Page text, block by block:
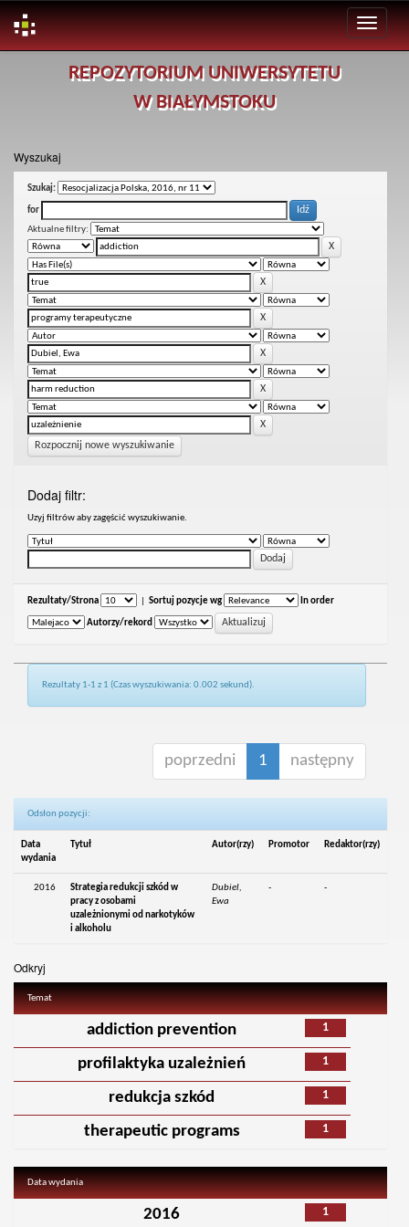
REPOZYTORIUM UNIWERSYTETU
W BIAŁYMSTOKU
Wyszukaj
Szukaj:
for
Aktualne filtry:
Rozpocznij nowe wyszukiwanie
Dodaj filtr:
Uzyj filtrów aby zagęścić wyszukiwanie.
Rezultaty/Strona Sortuj pozycje wg In order
Autorzy/rekord
Rezultaty 1-1 z 1 (Czas wyszukiwania: 0.002 sekund).
poprzedni 1 następny
Odsłon pozycji:
Data
wydania
Tytuł Autor(rzy) Promotor Redaktor(rzy)
2016
Strategia redukcji szkód w
pracy z osobami
uzależnionymi od narkotyków
i alkoholu
Dubiel,
Ewa
- -
Odkryj
Temat
1
addiction prevention
1
profilaktyka uzależnień
1
redukcja szkód
1
therapeutic programs
Data wydania
1
2016